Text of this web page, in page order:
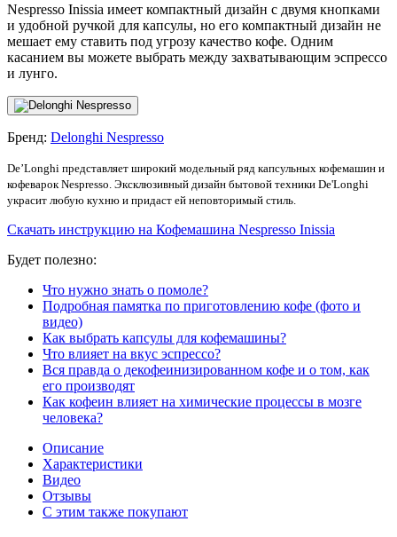
Nespresso Inissia имеет компактный дизайн с двумя кнопками
и удобной ручкой для капсулы, но его компактный дизайн не
мешает ему ставить под угрозу качество кофе. Одним
касанием вы можете выбрать между захватывающим эспрессо
и лунго.
Бренд: Delonghi Nespresso
De’Longhi представляет широкий модельный ряд капсульных кофемашин и
кофеварок Nespresso. Эксклюзивный дизайн бытовой техники De'Longhi
украсит любую кухню и придаст ей неповторимый стиль.
Скачать инструкцию на Кофемашина Nespresso Inissia
Будет полезно:
Что нужно знать о помоле?
Подробная памятка по приготовлению кофе (фото и
видео)
Как выбрать капсулы для кофемашины?
Что влияет на вкус эспрессо?
Вся правда о декофеинизированном кофе и о том, как
его производят
Как кофеин влияет на химические процессы в мозге
человека?
Описание
Характеристики
Видео
Отзывы
С этим также покупают